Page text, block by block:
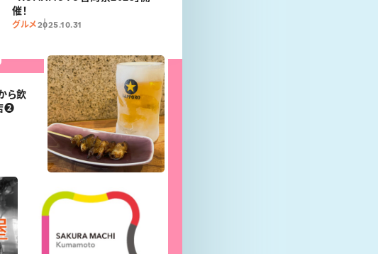
催！
グルメ2025.10.31
ら飲
❷